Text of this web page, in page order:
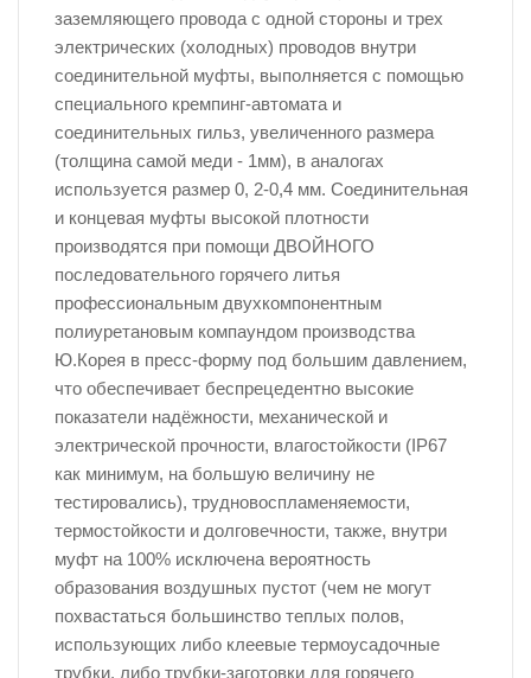
заземляющего провода с одной стороны и трех
электрических (холодных) проводов внутри
соединительной муфты, выполняется с помощью
специального кремпинг-автомата и
соединительных гильз, увеличенного размера
(толщина самой меди - 1мм), в аналогах
используется размер 0, 2-0,4 мм. Соединительная
и концевая муфты высокой плотности
производятся при помощи ДВОЙНОГО
последовательного горячего литья
профессиональным двухкомпонентным
полиуретановым компаундом производства
Ю.Корея в пресс-форму под большим давлением,
что обеспечивает беспрецедентно высокие
показатели надёжности, механической и
электрической прочности, влагостойкости (IP67
как минимум, на большую величину не
тестировались), трудновоспламеняемости,
термостойкости и долговечности, также, внутри
муфт на 100% исключена вероятность
образования воздушных пустот (чем не могут
похвастаться большинство теплых полов,
использующих либо клеевые термоусадочные
трубки, либо трубки-заготовки для горячего